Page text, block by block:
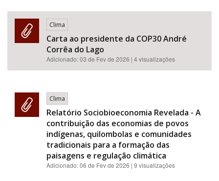
Subtema
Área de Levantamento
BUSCAR
Clima
Carta ao presidente da COP30 André
Corrêa do Lago
Adicionado:03 de Fev de 2026 | 4 visualizações
Clima
Relatório Sociobioeconomia Revelada - A
contribuição das economias de povos
indígenas, quilombolas e comunidades
tradicionais para a formação das
paisagens e regulação climática
Adicionado:06 de Fev de 2026 | 9 visualizações